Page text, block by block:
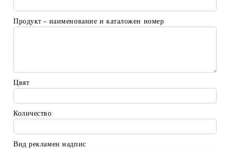
Продукт - наименование и каталожен номер
Цвят
Количество
Вид рекламен надпис